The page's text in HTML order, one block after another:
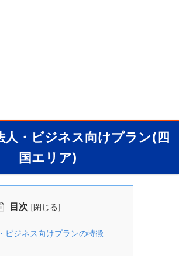
・ビジネス向けプラン(四
国エリア)
目次 [閉じる]
ジネス向けプランの特徴